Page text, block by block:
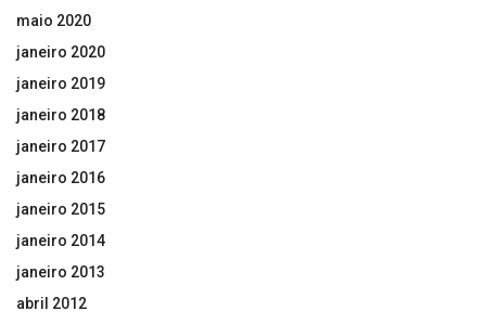
maio 2020
janeiro 2020
janeiro 2019
janeiro 2018
janeiro 2017
janeiro 2016
janeiro 2015
janeiro 2014
janeiro 2013
abril 2012